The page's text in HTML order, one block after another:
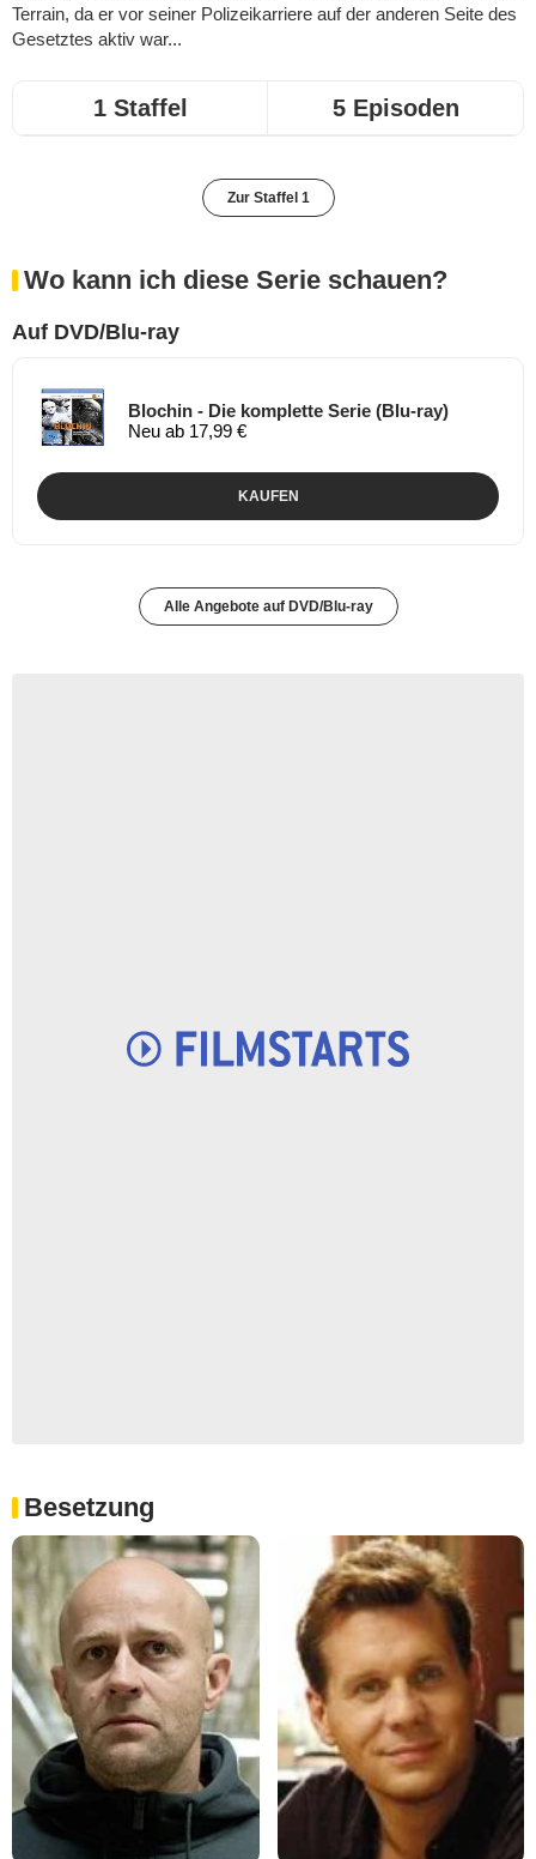
Terrain, da er vor seiner Polizeikarriere auf der anderen Seite des
Gesetztes aktiv war...
1 Staffel 5 Episoden
Zur Staffel 1
Wo kann ich diese Serie schauen?
Auf DVD/Blu-ray
Blochin - Die komplette Serie (Blu-ray)
Neu ab 17,99 €
KAUFEN
Alle Angebote auf DVD/Blu-ray
Besetzung